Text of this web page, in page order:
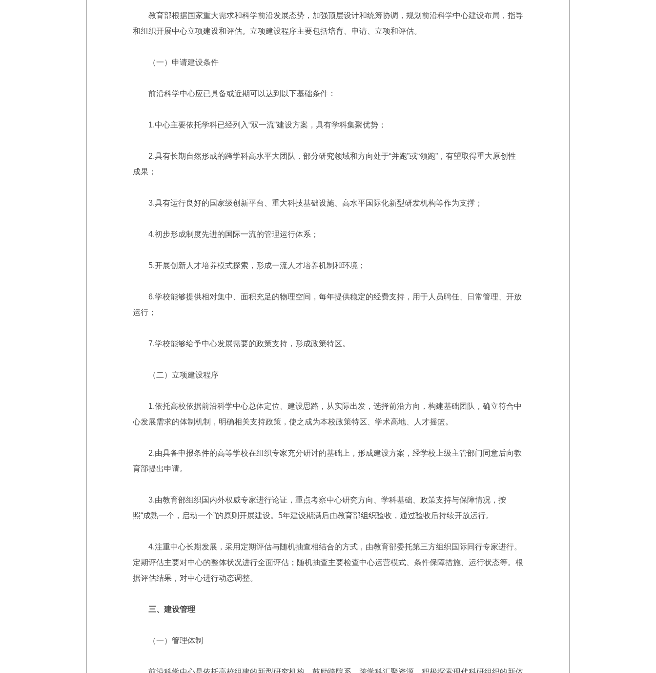
教育部根据国家重大需求和科学前沿发展态势，加强顶层设计和统筹协调，规划前沿科学中心建设布局，指导
和组织开展中心立项建设和评估。立项建设程序主要包括培育、申请、立项和评估。
（一）申请建设条件
前沿科学中心应已具备或近期可以达到以下基础条件：
1.中心主要依托学科已经列入“双一流”建设方案，具有学科集聚优势；
2.具有长期自然形成的跨学科高水平大团队，部分研究领域和方向处于“并跑”或“领跑”，有望取得重大原创性
成果；
3.具有运行良好的国家级创新平台、重大科技基础设施、高水平国际化新型研发机构等作为支撑；
4.初步形成制度先进的国际一流的管理运行体系；
5.开展创新人才培养模式探索，形成一流人才培养机制和环境；
6.学校能够提供相对集中、面积充足的物理空间，每年提供稳定的经费支持，用于人员聘任、日常管理、开放
运行；
7.学校能够给予中心发展需要的政策支持，形成政策特区。
（二）立项建设程序
1.依托高校依据前沿科学中心总体定位、建设思路，从实际出发，选择前沿方向，构建基础团队，确立符合中
心发展需求的体制机制，明确相关支持政策，使之成为本校政策特区、学术高地、人才摇篮。
2.由具备申报条件的高等学校在组织专家充分研讨的基础上，形成建设方案，经学校上级主管部门同意后向教
育部提出申请。
3.由教育部组织国内外权威专家进行论证，重点考察中心研究方向、学科基础、政策支持与保障情况，按
照“成熟一个，启动一个”的原则开展建设。5年建设期满后由教育部组织验收，通过验收后持续开放运行。
4.注重中心长期发展，采用定期评估与随机抽查相结合的方式，由教育部委托第三方组织国际同行专家进行。
定期评估主要对中心的整体状况进行全面评估；随机抽查主要检查中心运营模式、条件保障措施、运行状态等。根
据评估结果，对中心进行动态调整。
三、建设管理
（一）管理体制